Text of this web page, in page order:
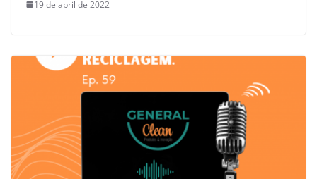
19 de abril de 2022